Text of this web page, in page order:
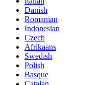
Danish
Romanian
Indonesian
Czech
Afrikaans
Swedish
Polish
Basque